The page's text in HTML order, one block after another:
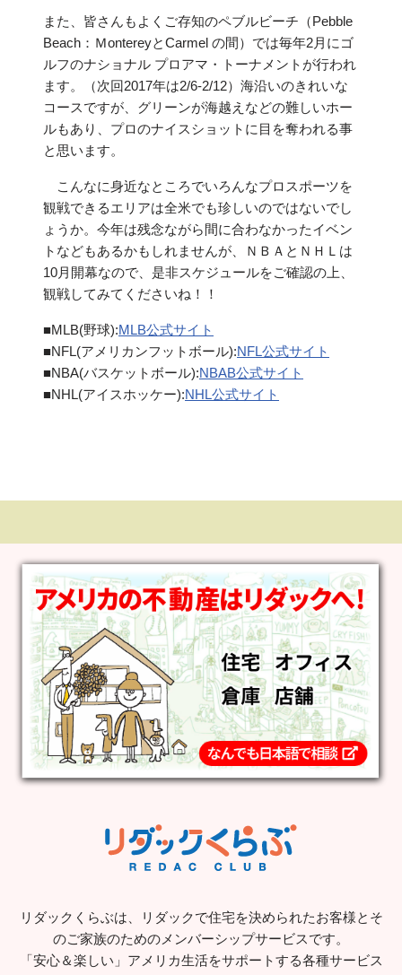
また、皆さんもよくご存知のペブルビーチ（Pebble
Beach：ＭontereyとCarmel の間）では毎年2月にゴ
ルフのナショナル プロアマ・トーナメントが行われ
ます。（次回2017年は2/6-2/12）海沿いのきれいな
コースですが、グリーンが海越えなどの難しいホー
ルもあり、プロのナイスショットに目を奪われる事
と思います。
こんなに身近なところでいろんなプロスポーツを
観戦できるエリアは全米でも珍しいのではないでし
ょうか。今年は残念ながら間に合わなかったイベン
トなどもあるかもしれませんが、ＮＢＡとＮＨＬは
10月開幕なので、是非スケジュールをご確認の上、
観戦してみてくださいね！！
■MLB(野球):MLB公式サイト
■NFL(アメリカンフットボール):NFL公式サイト
■NBA(バスケットボール):NBAB公式サイト
■NHL(アイスホッケー):NHL公式サイト
リダックくらぶは、リダックで住宅を決められたお客様とそ
のご家族のためのメンバーシップサービスです。
「安心＆楽しい」アメリカ生活をサポートする各種サービス